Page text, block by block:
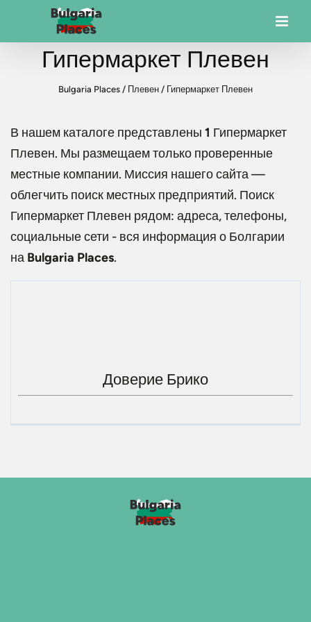
Гипермаркет Плевен
Bulgaria Places / Плевен / Гипермаркет Плевен
В нашем каталоге представлены 1 Гипермаркет
Плевен. Мы размещаем только проверенные
местные компании. Миссия нашего сайта —
облегчить поиск местных предприятий. Поиск
Гипермаркет Плевен рядом: адреса, телефоны,
социальные сети - вся информация о Болгарии
на Bulgaria Places.
Доверие Брико